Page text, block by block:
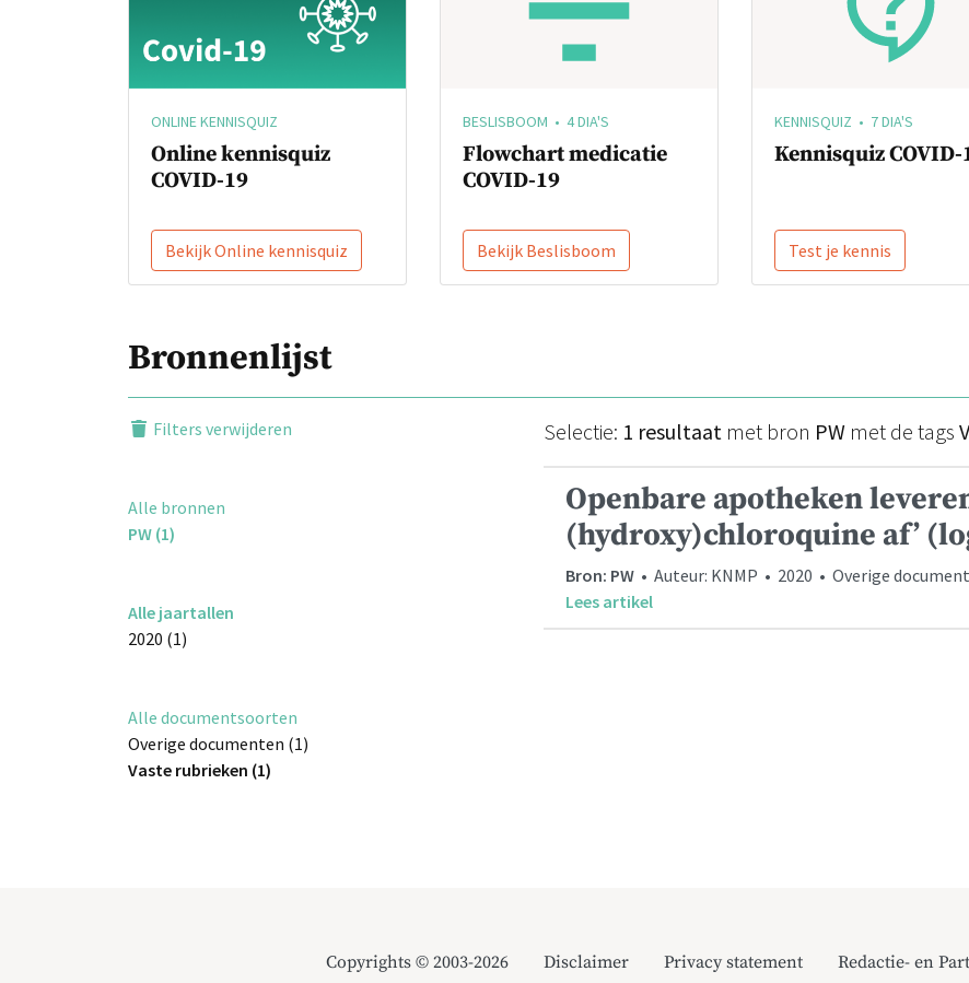
ONLINE KENNISQUIZ
Online kennisquiz
COVID-19
Bekijk Online kennisquiz
BESLISBOOM • 4 DIA'S
Flowchart medicatie
COVID-19
Bekijk Beslisboom
KENNISQUIZ • 7 DIA'S
Kennisquiz COVID-
Test je kennis
Bronnenlijst
Filters verwijderen
Alle bronnen
PW (1)
Alle jaartallen
2020 (1)
Alle documentsoorten
Overige documenten (1)
Vaste rubrieken (1)
Selectie: 1 resultaat met bron PW met de tags
Openbare apotheken
(hydroxy)chloroquine af’
Bron: PW • Auteur: KNMP • 2020 • Overige
Lees artikel
Copyrights © 2003-2026 Disclaimer Privacy statement Redactie- en